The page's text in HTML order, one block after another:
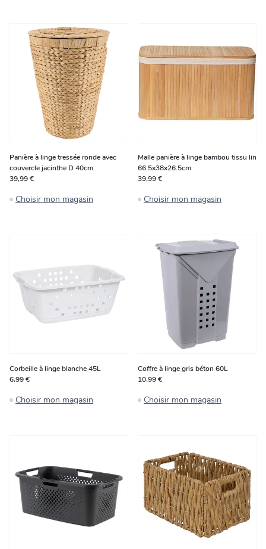
Panière à linge tressée ronde avec
couvercle jacinthe D 40cm
39,99 €
Choisir mon magasin
Malle panière à linge bambou tissu lin
66.5x38x26.5cm
39,99 €
Choisir mon magasin
Corbeille à linge blanche 45L
6,99 €
Choisir mon magasin
Coffre à linge gris béton 60L
10,99 €
Choisir mon magasin